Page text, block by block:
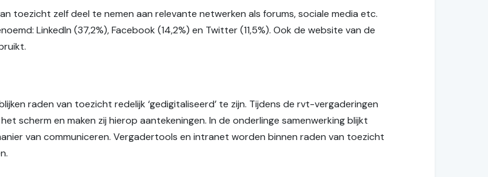
toezicht zelf deel te nemen aan relevante netwerken als forums, sociale media etc.
LinkedIn (37,2%), Facebook (14,2%) en Twitter (11,5%). Ook de website van de
raden van toezicht redelijk ‘gedigitaliseerd’ te zijn. Tijdens de rvt-vergaderingen
scherm en maken zij hierop aantekeningen. In de onderlinge samenwerking blijkt
van communiceren. Vergadertools en intranet worden binnen raden van toezicht